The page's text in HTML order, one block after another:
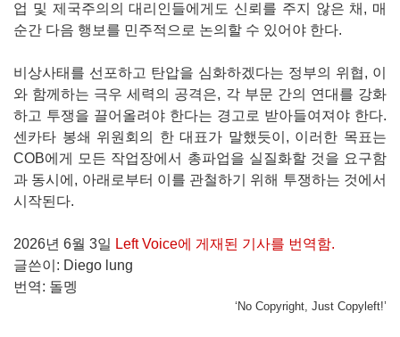
업 및 제국주의의 대리인들에게도 신뢰를 주지 않은 채, 매
순간 다음 행보를 민주적으로 논의할 수 있어야 한다.
비상사태를 선포하고 탄압을 심화하겠다는 정부의 위협, 이
와 함께하는 극우 세력의 공격은, 각 부문 간의 연대를 강화
하고 투쟁을 끌어올려야 한다는 경고로 받아들여져야 한다.
센카타 봉쇄 위원회의 한 대표가 말했듯이, 이러한 목표는
COB에게 모든 작업장에서 총파업을 실질화할 것을 요구함
과 동시에, 아래로부터 이를 관철하기 위해 투쟁하는 것에서
시작된다.
2026년 6월 3일 Left Voice에 게재된 기사를 번역함.
글쓴이: Diego lung
번역: 돌멩
‘No Copyright, Just Copyleft!’